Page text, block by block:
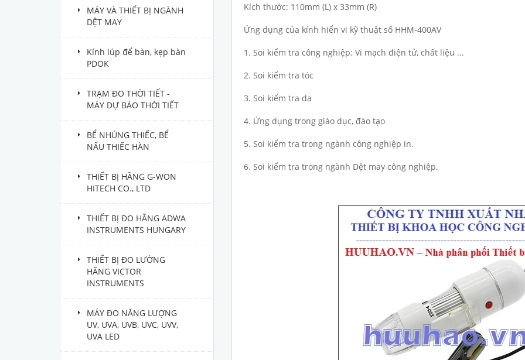
MÁY VÀ THIẾT BỊ NGÀNH
DỆT MAY
Kính lúp để bàn, kẹp bàn
PDOK
TRẠM ĐO THỜI TIẾT -
MÁY DỰ BÁO THỜI TIẾT
BỂ NHÚNG THIẾC, BỂ
NẤU THIẾC HÀN
THIẾT BỊ HÃNG G-WON
HITECH CO., LTD
THIẾT BỊ ĐO HÃNG ADWA
INSTRUMENTS HUNGARY
THIẾT BỊ ĐO LƯỜNG
HÃNG VICTOR
INSTRUMENTS
MÁY ĐO NĂNG LƯỢNG
UV, UVA, UVB, UVC, UVV,
UVA LED
Kích thước: 110mm (L) x 33mm (R)
Ứng dụng của kính hiển vi kỹ thuật số HHM-400AV
1. Soi kiểm tra công nghiệp: Vi mạch điện tử, chất liệu ...
2. Soi kiểm tra tóc
3. Soi kiểm tra da
4. Ứng dụng trong giáo dục, đào tạo
5. Soi kiểm tra trong ngành công nghiệp in.
6. Soi kiểm tra trong ngành Dệt may công nghiệp.